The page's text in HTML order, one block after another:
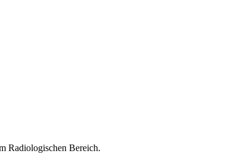
Radiologischen Bereich.